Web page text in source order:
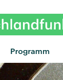
Programm
"Warn